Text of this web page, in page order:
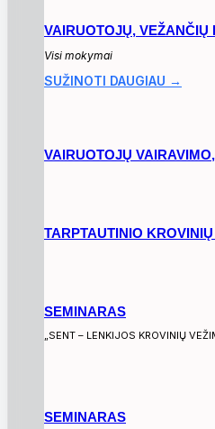
VAIRUOTOJŲ,
Visi mokymai
SUŽINOTI DAUGIAU →
VAIRUOTOJŲ
TARPTAUTINIO
SEMINARAS
„SENT – LENKIJOS KROVINIŲ
SEMINARAS